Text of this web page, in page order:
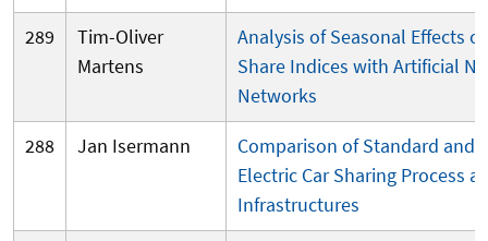
289
Tim-Oliver
Martens
Analysis of Seasonal Effects
Share Indices with Artificial
Networks
288
Jan Isermann
Comparison of Standard and
Electric Car Sharing Process
Infrastructures